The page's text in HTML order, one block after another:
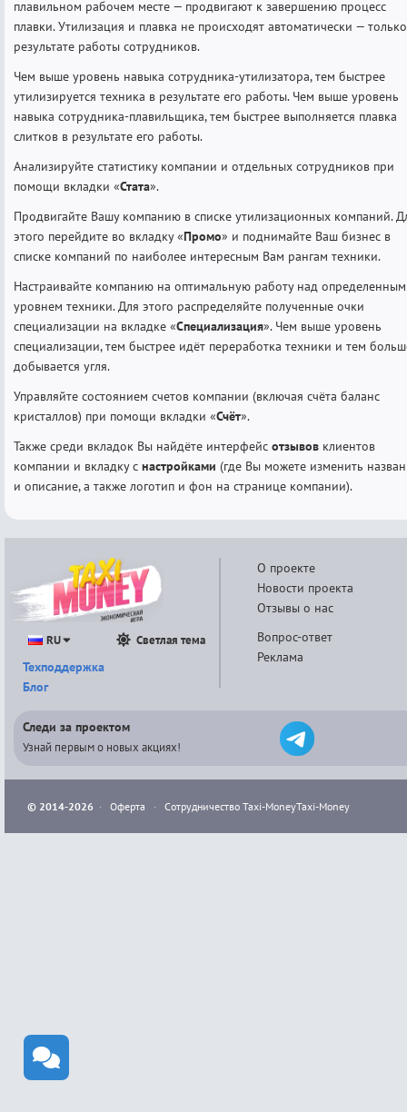
плавильном рабочем месте — продвигают к завершению процесс
плавки. Утилизация и плавка не происходят автоматически —
результате работы сотрудников.
Чем выше уровень навыка сотрудника-утилизатора, тем быстрее
утилизируется техника в результате его работы. Чем выше уровень
навыка сотрудника-плавильщика, тем быстрее выполняется плавка
слитков в результате его работы.
Анализируйте статистику компании и отдельных сотрудников при
помощи вкладки «Стата».
Продвигайте Вашу компанию в списке утилизационных компаний.
этого перейдите во вкладку «Промо» и поднимайте Ваш бизнес в
списке компаний по наиболее интересным Вам рангам техники.
Настраивайте компанию на оптимальную работу над определенным
уровнем техники. Для этого распределяйте полученные очки
специализации на вкладке «Специализация». Чем выше уровень
специализации, тем быстрее идёт переработка техники и тем
добывается угля.
Управляйте состоянием счетов компании (включая счёта баланс
кристаллов) при помощи вкладки «Счёт».
Также среди вкладок Вы найдёте интерфейс отзывов клиентов
компании и вкладку с настройками (где Вы можете изменить
и описание, а также логотип и фон на странице компании).
О проекте
Новости проекта
Отзывы о нас
Вопрос-ответ
Реклама
RU Светлая тема
Техподдержка
Блог
Следи за проектом
Узнай первым о новых акциях!
© 2014-2026 · Оферта · Сотрудничество Taxi-MoneyTaxi-Money